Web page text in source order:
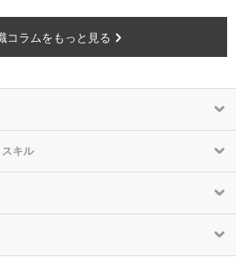
コラムをもっと見る
キル